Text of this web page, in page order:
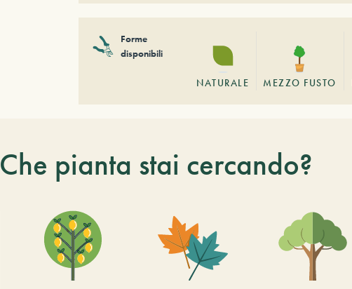
Forme
disponibili
NATURALE MEZZO FUSTO
Che pianta stai cercando?